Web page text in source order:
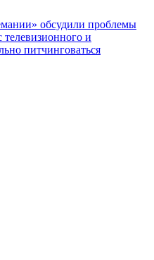
обсудили проблемы
телевизионного и
питчинговаться